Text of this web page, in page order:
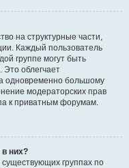
на структурные части,
Каждый пользователь
группе могут быть
облегчает
одновременно большому
модераторских прав
к приватным форумам.
в них?
группах по